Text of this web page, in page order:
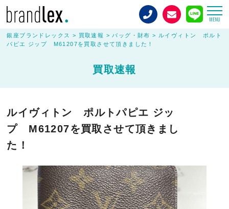
MENU
銀座ブランドレックス > 買取速報 > バッグ・財布 > ルイヴィトン ポルト
パピエ ジップ M61207を買取させて頂きました！
買取速報
ルイヴィトン ポルトパピエ ジッ
プ M61207を買取させて頂きまし
た！